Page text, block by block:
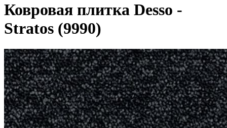
Ковровая плитка Desso -
Stratos (9990)